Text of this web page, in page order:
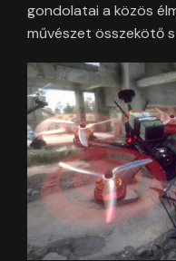
gondolatai a közös
művészet összekötő